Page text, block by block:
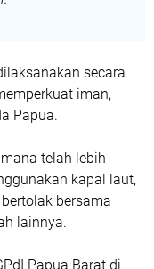
secara
iman,
Papua.
telah lebih
kapal laut,
bersama
lainnya.
Papua Barat di